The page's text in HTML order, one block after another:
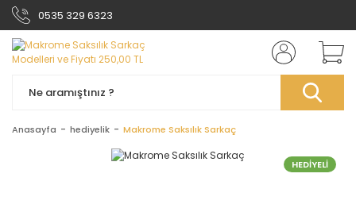
0535 329 6323
Anasayfa hediyelik Makrome Saksılık Sarkaç
HEDİYELİ